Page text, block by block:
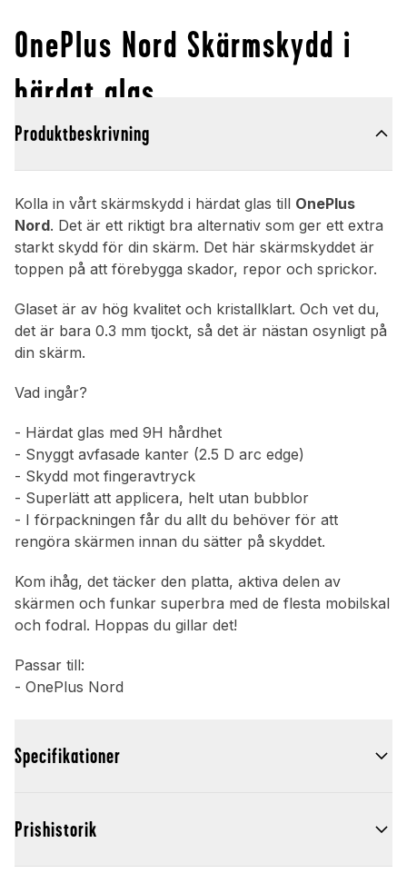
OnePlus Nord Skärmskydd i
härdat glas
Produktbeskrivning
Kolla in vårt skärmskydd i härdat glas till OnePlus
Nord. Det är ett riktigt bra alternativ som ger ett extra
starkt skydd för din skärm. Det här skärmskyddet är
toppen på att förebygga skador, repor och sprickor.
Glaset är av hög kvalitet och kristallklart. Och vet du,
det är bara 0.3 mm tjockt, så det är nästan osynligt på
din skärm.
Vad ingår?
- Härdat glas med 9H hårdhet
- Snyggt avfasade kanter (2.5 D arc edge)
- Skydd mot fingeravtryck
- Superlätt att applicera, helt utan bubblor
- I förpackningen får du allt du behöver för att
rengöra skärmen innan du sätter på skyddet.
Kom ihåg, det täcker den platta, aktiva delen av
skärmen och funkar superbra med de flesta mobilskal
och fodral. Hoppas du gillar det!
Passar till:
- OnePlus Nord
Specifikationer
Prishistorik